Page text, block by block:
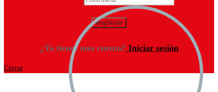
¿Ya tienes una cuenta? Iniciar sesión
Cerrar